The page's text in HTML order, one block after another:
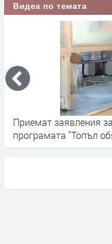
Видеа по темата
500 бедни и
ще получават